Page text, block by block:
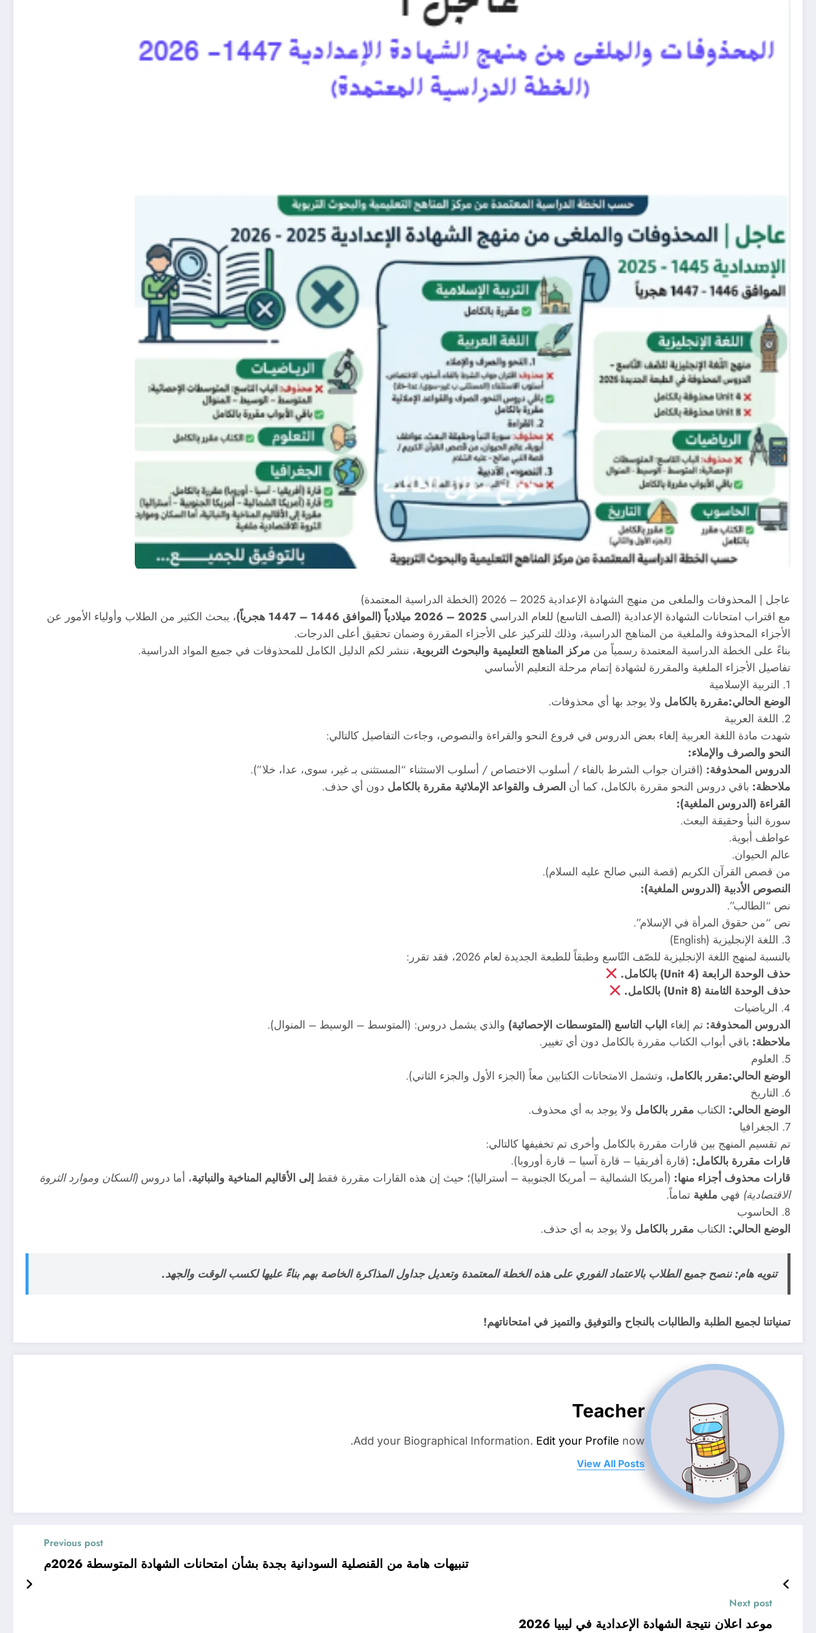
عاجل | المحذوفات والملغى من منهج الشهادة الإعدادية 2025 – 2026 (الخطة الدراسية المعتمدة)
مع اقتراب امتحانات الشهادة الإعدادية (الصف التاسع) للعام الدراسي 2025 – 2026 ميلادياً (الموافق 1446 – 1447 هجرياً)
، يبحث الكثير من الطلاب وأولياء الأمور عن
الأجزاء المحذوفة والملغية من المناهج الدراسية، وذلك للتركيز على الأجزاء المقررة وضمان تحقيق أعلى الدرجات.
بناءً على الخطة الدراسية المعتمدة رسمياً من مركز المناهج التعليمية والبحوث التربوية، ننشر لكم الدليل الكامل للمحذوفات في جميع المواد الدراسية.
تفاصيل الأجزاء الملغية والمقررة لشهادة إتمام مرحلة التعليم الأساسي
1. التربية الإسلامية
الوضع الحالي:مقررة بالكامل ولا يوجد بها أي محذوفات.
2. اللغة العربية
شهدت مادة اللغة العربية إلغاء بعض الدروس في فروع النحو والقراءة والنصوص، وجاءت التفاصيل كالتالي:
النحو والصرف والإملاء:
الدروس المحذوفة: (اقتران جواب الشرط بالفاء / أسلوب الاختصاص / أسلوب الاستثناء “المستثنى بـ غير، سوى، عدا، خلا”).
ملاحظة: باقي دروس النحو مقررة بالكامل، كما أن الصرف والقواعد الإملائية مقررة بالكامل دون أي حذف.
القراءة (الدروس الملغية):
سورة النبأ وحقيقة البعث.
عواطف أبوية.
عالم الحيوان.
من قصص القرآن الكريم (قصة النبي صالح عليه السلام).
النصوص الأدبية (الدروس الملغية):
نص “الطالب”.
نص “من حقوق المرأة في الإسلام”.
3. اللغة الإنجليزية (English)
بالنسبة لمنهج اللغة الإنجليزية للصّف التّاسع وطبقاً للطبعة الجديدة لعام 2026، فقد تقرر:
حذف الوحدة الرابعة (Unit 4) بالكامل.
حذف الوحدة الثامنة (Unit 8) بالكامل.
4. الرياضيات
الدروس المحذوفة: تم إلغاء الباب التاسع (المتوسطات الإحصائية) والذي يشمل دروس: (المتوسط – الوسيط – المنوال).
ملاحظة: باقي أبواب الكتاب مقررة بالكامل دون أي تغيير.
5. العلوم
الوضع الحالي:مقرر بالكامل، وتشمل الامتحانات الكتابين معاً (الجزء الأول والجزء الثاني).
6. التاريخ
الوضع الحالي: الكتاب مقرر بالكامل ولا يوجد به أي محذوف.
7. الجغرافيا
تم تقسيم المنهج بين قارات مقررة بالكامل وأخرى تم تخفيفها كالتالي:
قارات مقررة بالكامل: (قارة أفريقيا – قارة آسيا – قارة أوروبا).
قارات محذوف أجزاء منها: (أمريكا الشمالية – أمريكا الجنوبية – أستراليا)؛ حيث إن هذه القارات مقررة فقط إلى الأقاليم المناخية والنباتية، أما دروس (السكان وموارد الثروة
الاقتصادية) فهي ملغية تماماً.
8. الحاسوب
الوضع الحالي: الكتاب مقرر بالكامل ولا يوجد به أي حذف.
تنويه هام:ننصح جميع الطلاب بالاعتماد الفوري على هذه الخطة المعتمدة وتعديل جداول المذاكرة الخاصة بهم بناءً عليها لكسب الوقت والجهد.
تمنياتنا لجميع الطلبة والطالبات بالنجاح والتوفيق والتميز في امتحاناتهم!
Teacher
Add your Biographical Information. Edit your Profile now.
View All Posts
Previous post
تنبيهات هامة من القنصلية السودانية بجدة بشأن امتحانات الشهادة المتوسطة 2026م
Next post
موعد اعلان نتيجة الشهادة الإعدادية في ليبيا 2026